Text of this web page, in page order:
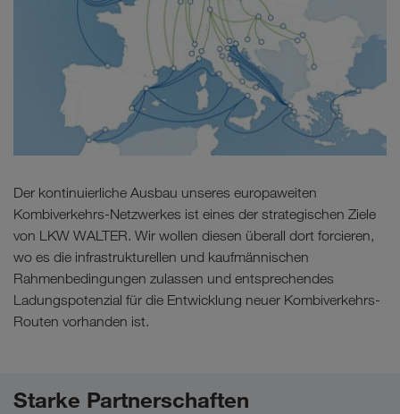
Der kontinuierliche Ausbau unseres europaweiten
Kombiverkehrs-Netzwerkes ist eines der strategischen Ziele
von LKW WALTER. Wir wollen diesen überall dort forcieren,
wo es die infrastrukturellen und kaufmännischen
Rahmenbedingungen zulassen und entsprechendes
Ladungspotenzial für die Entwicklung neuer Kombiverkehrs-
Routen vorhanden ist.
Starke Partnerschaften